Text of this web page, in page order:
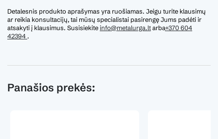
Detalesnis produkto aprašymas yra ruošiamas. Jeigu turite klausimų
ar reikia konsultacijų, tai mūsų specialistai pasirengę Jums padėti ir
atsakyti į klausimus. Susisiekiteinfo@metalurga.ltarba+370 604
42394 .
Panašios prekės: